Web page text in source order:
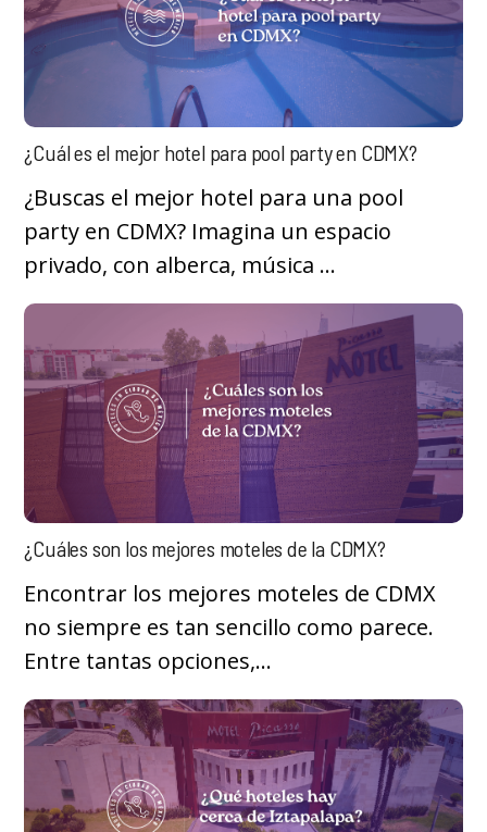
¿Cuál es el mejor hotel para pool party en CDMX?
¿Buscas el mejor hotel para una pool
party en CDMX? Imagina un espacio
privado, con alberca, música ...
¿Cuáles son los mejores moteles de la CDMX?
Encontrar los mejores moteles de CDMX
no siempre es tan sencillo como parece.
Entre tantas opciones,...